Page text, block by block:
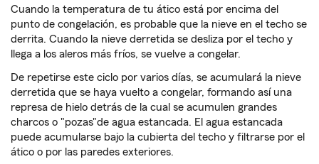
Cuando la temperatura de tu ático está por encima del
punto de congelación, es probable que la nieve en el techo se
derrita. Cuando la nieve derretida se desliza por el techo y
llega a los aleros más fríos, se vuelve a congelar.
De repetirse este ciclo por varios días, se acumulará la nieve
derretida que se haya vuelto a congelar, formando así una
represa de hielo detrás de la cual se acumulen grandes
charcos o "pozas"de agua estancada. El agua estancada
puede acumularse bajo la cubierta del techo y filtrarse por el
ático o por las paredes exteriores.